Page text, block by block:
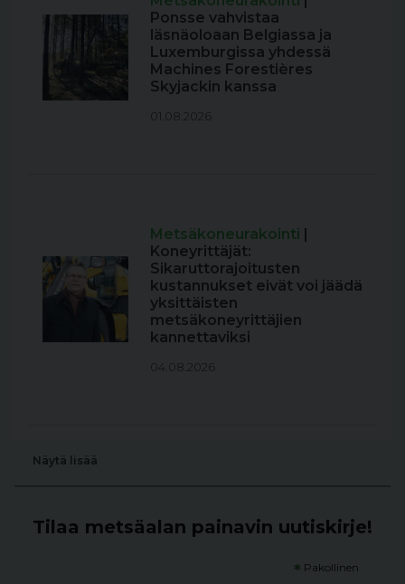
Ponsse vahvistaa
läsnäoloaan Belgiassa ja
Luxemburgissa yhdessä
Machines Forestières
Skyjackin kanssa
01.08.2026
Metsäkoneurakointi |
Koneyrittäjät:
Sikaruttorajoitusten
kustannukset eivät voi jäädä
yksittäisten
metsäkoneyrittäjien
kannettaviksi
04.08.2026
Näytä lisää
Tilaa metsäalan painavin uutiskirje!
* Pakollinen